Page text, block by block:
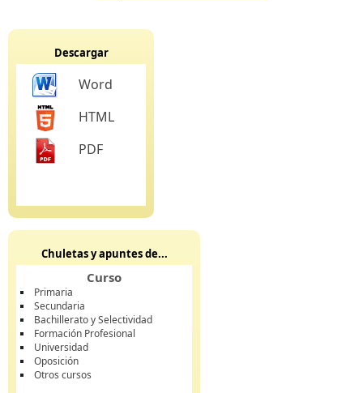
Descargar
Word
HTML
PDF
Chuletas y apuntes de...
Curso
Primaria
Secundaria
Bachillerato y Selectividad
Formación Profesional
Universidad
Oposición
Otros cursos